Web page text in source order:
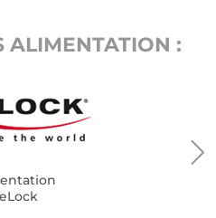
ALIMENTATION :